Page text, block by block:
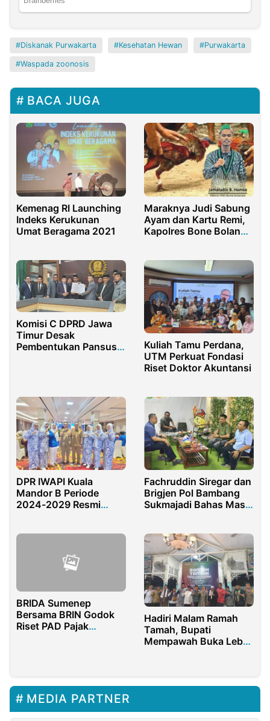
Diskanak Purwakarta Kesehatan Hewan Purwakarta
Waspada zoonosis
BACA JUGA
Kemenag RI Launching
Indeks Kerukunan
Umat Beragama 2021
Maraknya Judi Sabung
Ayam dan Kartu Remi,
Kapolres Bone Bolango
Utama
Komisi C DPRD Jawa
Timur Desak
Pembentukan Pansus
Kuliah Tamu Perdana,
UTM Perkuat Fondasi
Riset Doktor Akuntansi
DPR IWAPI Kuala
Mandor B Periode
2024-2029 Resmi
Fachruddin Siregar dan
Brigjen Pol Bambang
Sukmajadi Bahas Masa
BRIDA Sumenep
Bersama BRIN Godok
Riset PAD Pajak
Hadiri Malam Ramah
Tamah, Bupati
Mempawah Buka Lebar
MEDIA PARTNER